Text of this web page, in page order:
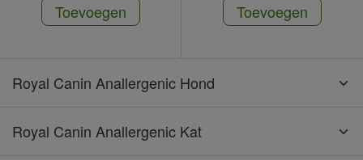
Toevoegen Toevoegen
Royal Canin Anallergenic Hond
Royal Canin Anallergenic Kat